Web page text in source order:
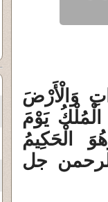
وَالْأَرْضَ
يَوْمَ
الْحَكِيمُ
للرحمن جل